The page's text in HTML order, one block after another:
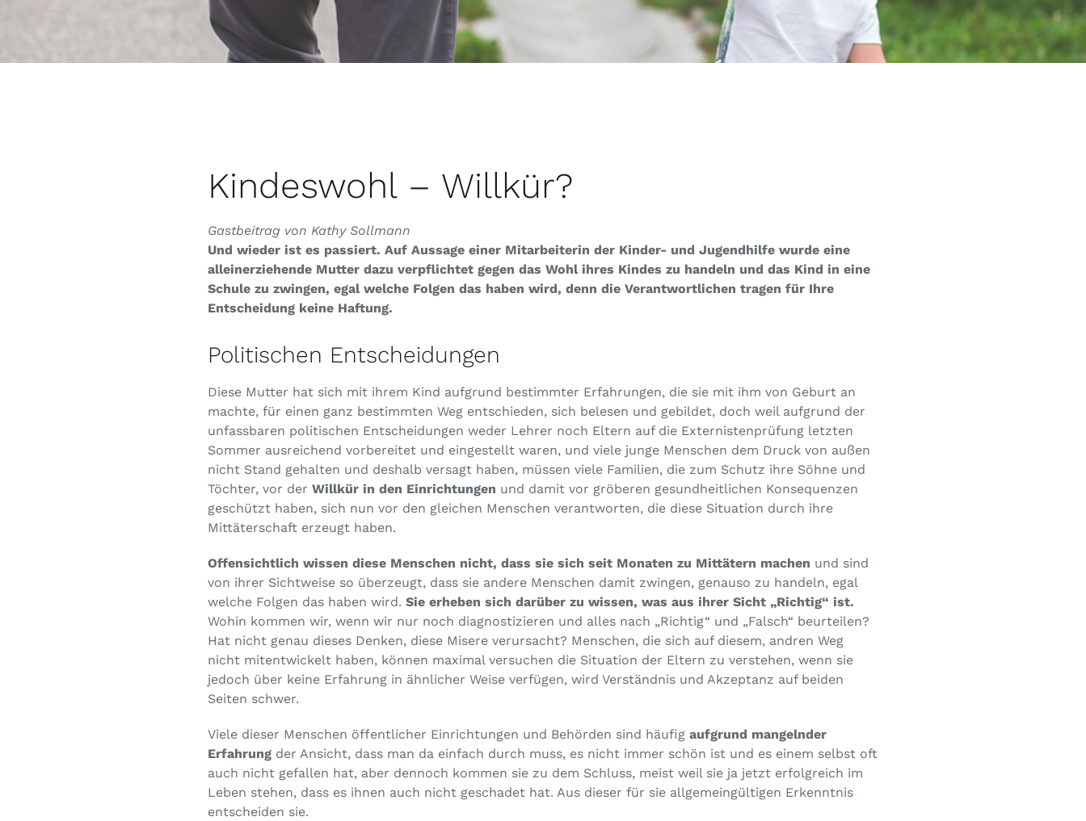
Kindeswohl – Willkür?
Gastbeitrag von Kathy Sollmann
Und wieder ist es passiert. Auf Aussage einer Mitarbeiterin der Kinder- und Jugendhilfe wurde eine
alleinerziehende Mutter dazu verpflichtet gegen das Wohl ihres Kindes zu handeln und das Kind in eine
Schule zu zwingen, egal welche Folgen das haben wird, denn die Verantwortlichen tragen für Ihre
Entscheidung keine Haftung.
Politischen Entscheidungen
Diese Mutter hat sich mit ihrem Kind aufgrund bestimmter Erfahrungen, die sie mit ihm von Geburt an
machte, für einen ganz bestimmten Weg entschieden, sich belesen und gebildet, doch weil aufgrund der
unfassbaren politischen Entscheidungen weder Lehrer noch Eltern auf die Externistenprüfung letzten
Sommer ausreichend vorbereitet und eingestellt waren, und viele junge Menschen dem Druck von außen
nicht Stand gehalten und deshalb versagt haben, müssen viele Familien, die zum Schutz ihre Söhne und
Töchter, vor derWillkür in den Einrichtungen und damit vor gröberen gesundheitlichen Konsequenzen
geschützt haben, sich nun vor den gleichen Menschen verantworten, die diese Situation durch ihre
Mittäterschaft erzeugt haben.
Offensichtlich wissen diese Menschen nicht, dass sie sich seit Monaten zu Mittätern machen und sind
von ihrer Sichtweise so überzeugt, dass sie andere Menschen damit zwingen, genauso zu handeln, egal
welche Folgen das haben wird.Sie erheben sich darüber zu wissen, was aus ihrer Sicht „Richtig“ ist.
Wohin kommen wir, wenn wir nur noch diagnostizieren und alles nach „Richtig“ und „Falsch“ beurteilen?
Hat nicht genau dieses Denken, diese Misere verursacht? Menschen, die sich auf diesem, andren Weg
nicht mitentwickelt haben, können maximal versuchen die Situation der Eltern zu verstehen, wenn sie
jedoch über keine Erfahrung in ähnlicher Weise verfügen, wird Verständnis und Akzeptanz auf beiden
Seiten schwer.
Viele dieser Menschen öffentlicher Einrichtungen und Behörden sind häufigaufgrund mangelnder
Erfahrung der Ansicht, dass man da einfach durch muss, es nicht immer schön ist und es einem selbst oft
auch nicht gefallen hat, aber dennoch kommen sie zu dem Schluss, meist weil sie ja jetzt erfolgreich im
Leben stehen, dass es ihnen auch nicht geschadet hat. Aus dieser für sie allgemeingültigen Erkenntnis
entscheiden sie.